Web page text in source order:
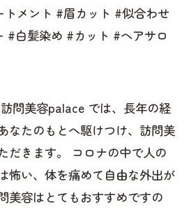
トメント #眉カット #似合わせ
#白髪染め #カット #ヘアサロ
問美容palace では、長年の経
なたのもとへ駆けつけ、訪問美
だきます。 コロナの中で人の
怖い、体を痛めて自由な外出が
美容はとてもおすすめですの